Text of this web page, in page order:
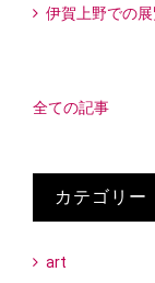
伊賀上野での
全ての記事
カテゴリー
art